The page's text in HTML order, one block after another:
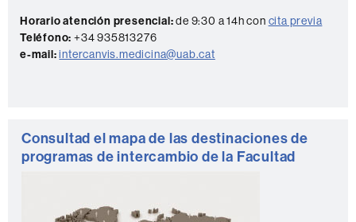
c
t
Horario atención presencial:de 9:30 a 14h con cita previa
Teléfono: +34 935813276
e-mail:intercanvis.medicina@uab.cat
Consultad el mapa de las destinaciones de
programas de intercambio de la Facultad